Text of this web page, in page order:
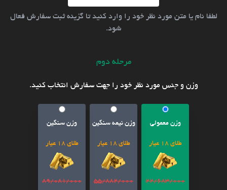
لطفا نام یا متن مورد نظر خود را وارد کنید تا گزینه ثبت سفارش فعال
شود.
مرحله دوم
وزن و جنس مورد نظر خود را جهت سفارش انتخاب کنید.
وزن معمولی
طلای 18 عیار
22/683/000
وزن نیمه سنگین
طلای 18 عیار
55/882/000
وزن سنگین
طلای 18 عیار
89/081/000